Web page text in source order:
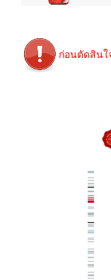
ก่อนตัดสินใ